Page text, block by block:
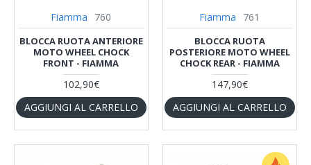
Fiamma 760
BLOCCA RUOTA ANTERIORE
MOTO WHEEL CHOCK
FRONT - FIAMMA
102,90€
AGGIUNGI AL CARRELLO
Fiamma 761
BLOCCA RUOTA
POSTERIORE MOTO WHEEL
CHOCK REAR - FIAMMA
147,90€
AGGIUNGI AL CARRELLO